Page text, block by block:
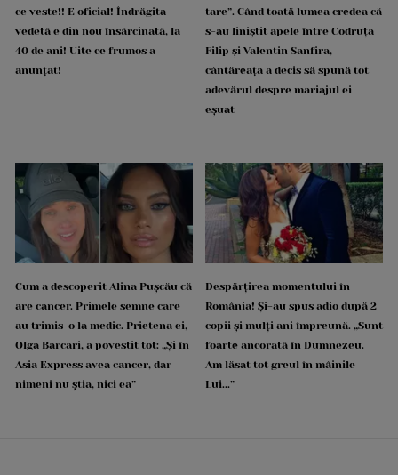
ce veste!! E oficial! Îndrăgita
vedetă e din nou însărcinată, la
40 de ani! Uite ce frumos a
anunțat!
tare”. Când toată lumea credea că
s-au liniștit apele între Codruța
Filip și Valentin Sanfira,
cântăreața a decis să spună tot
adevărul despre mariajul ei
eșuat
Cum a descoperit Alina Pușcău că
are cancer. Primele semne care
au trimis-o la medic. Prietena ei,
Olga Barcari, a povestit tot: „Și în
Asia Express avea cancer, dar
nimeni nu știa, nici ea”
Despărțirea momentului în
România! Și-au spus adio după 2
copii și mulți ani împreună. „Sunt
foarte ancorată în Dumnezeu.
Am lăsat tot greul în mâinile
Lui...”